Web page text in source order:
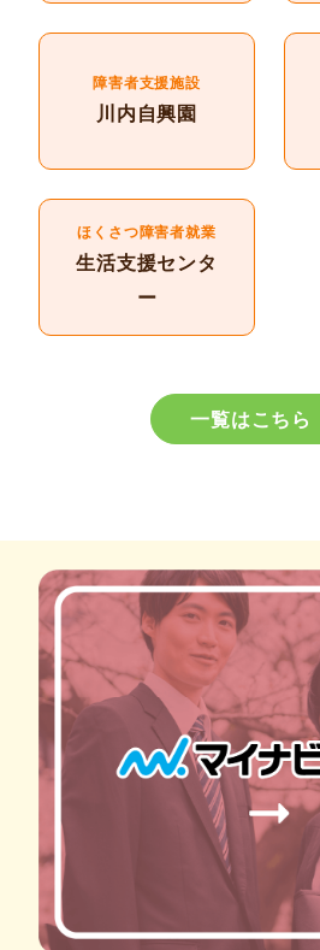
障害者支援施設
川内自興園
ほくさつ障害者就業
生活支援センタ
ー
一覧はこちら